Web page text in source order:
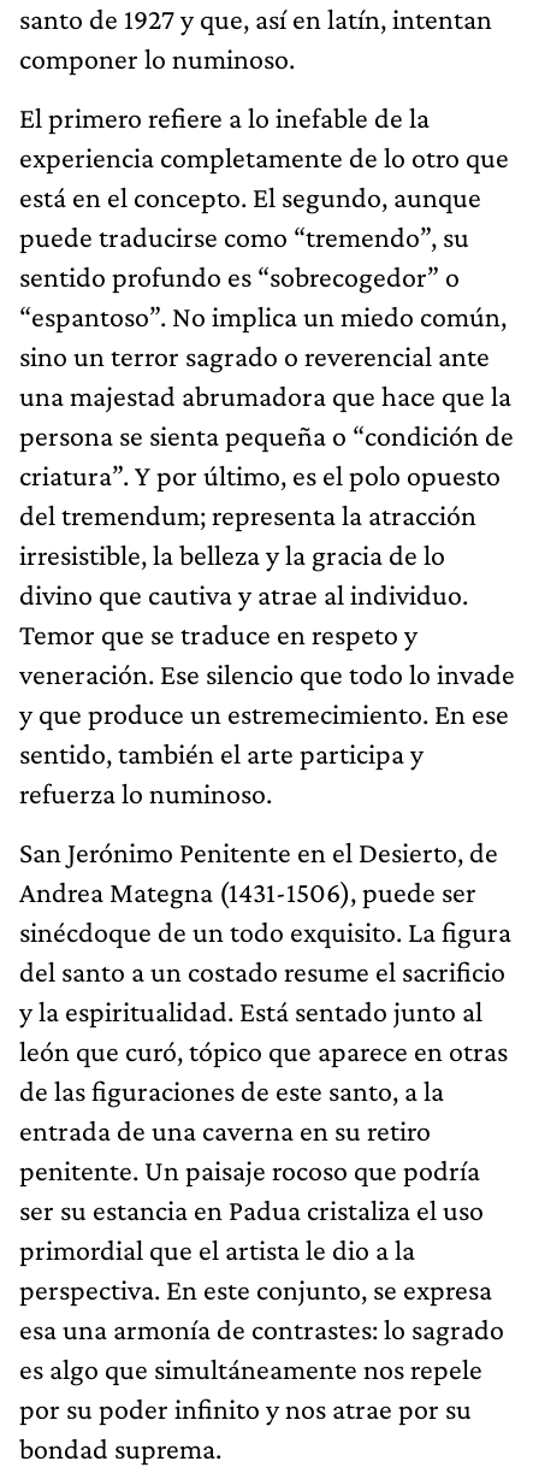
santo de 1927 y que, así en latín, intentan
componer lo numinoso.
El primero refiere a lo inefable de la
experiencia completamente de lo otro que
está en el concepto. El segundo, aunque
puede traducirse como “tremendo”, su
sentido profundo es “sobrecogedor” o
“espantoso”. No implica un miedo común,
sino un terror sagrado o reverencial ante
una majestad abrumadora que hace que la
persona se sienta pequeña o “condición de
criatura”. Y por último, es el polo opuesto
del tremendum; representa la atracción
irresistible, la belleza y la gracia de lo
divino que cautiva y atrae al individuo.
Temor que se traduce en respeto y
veneración. Ese silencio que todo lo invade
y que produce un estremecimiento. En ese
sentido, también el arte participa y
refuerza lo numinoso.
San Jerónimo Penitente en el Desierto, de
Andrea Mategna (1431-1506), puede ser
sinécdoque de un todo exquisito. La figura
del santo a un costado resume el sacrificio
y la espiritualidad. Está sentado junto al
león que curó, tópico que aparece en otras
de las figuraciones de este santo, a la
entrada de una caverna en su retiro
penitente. Un paisaje rocoso que podría
ser su estancia en Padua cristaliza el uso
primordial que el artista le dio a la
perspectiva. En este conjunto, se expresa
esa una armonía de contrastes: lo sagrado
es algo que simultáneamente nos repele
por su poder infinito y nos atrae por su
bondad suprema.